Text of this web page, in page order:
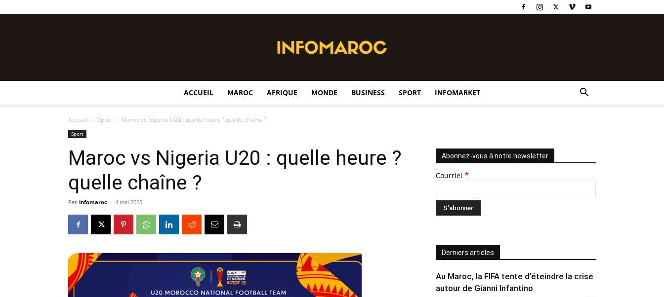
ACCUEIL MAROC AFRIQUE MONDE BUSINESS SPORT INFOMARKET
Accueil Sport Maroc vs Nigeria U20 : quelle heure ? quelle chaîne ?
Sport
Maroc vs Nigeria U20 : quelle heure ?
quelle chaîne ?
Par infomaroc - 4 mai 2025
Abonnez-vous à notre newsletter
Courriel *
Derniers articles
Au Maroc, la FIFA tente d’éteindre la crise
autour de Gianni Infantino